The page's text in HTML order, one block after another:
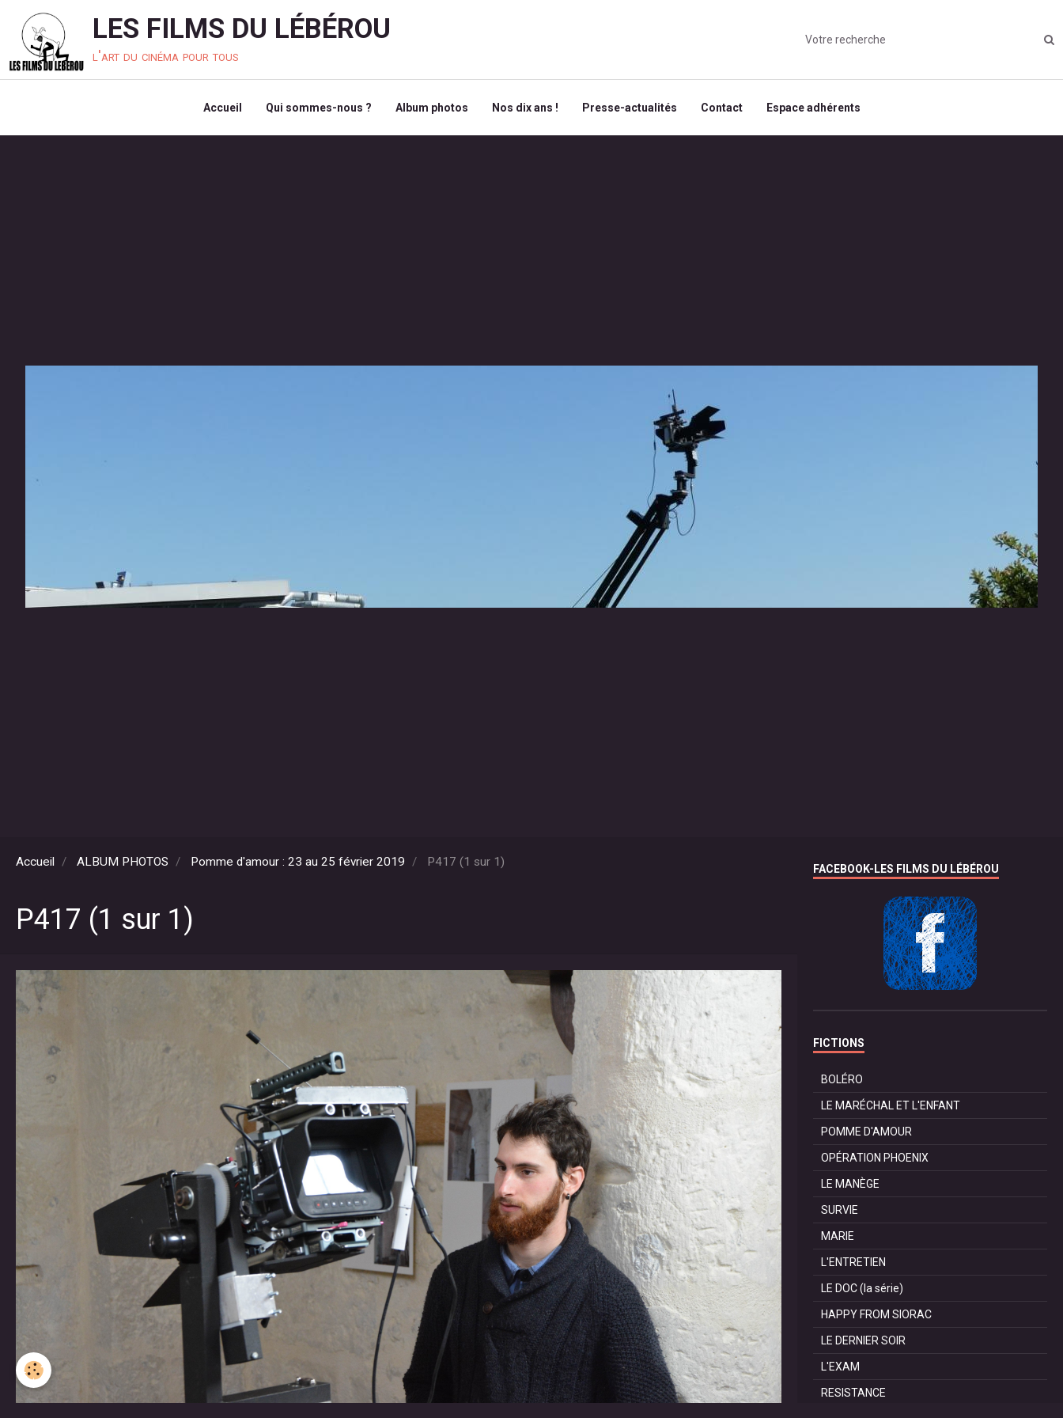
LES FILMS DU LÉBÉROU
l'art du cinéma pour tous
Accueil Qui sommes-nous ? Album photos Nos dix ans ! Presse-actualités Contact Espace adhérents
Accueil ALBUM PHOTOS Pomme d'amour : 23 au 25 février 2019 P417 (1 sur 1)
P417 (1 sur 1)
FACEBOOK-LES FILMS DU LÉBÉROU
FICTIONS
BOLÉRO
LE MARÉCHAL ET L'ENFANT
POMME D'AMOUR
OPÉRATION PHOENIX
LE MANÈGE
SURVIE
MARIE
L'ENTRETIEN
LE DOC (la série)
HAPPY FROM SIORAC
LE DERNIER SOIR
L'EXAM
RESISTANCE